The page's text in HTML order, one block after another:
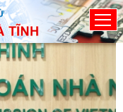
quy hoạch tỉnh Hà